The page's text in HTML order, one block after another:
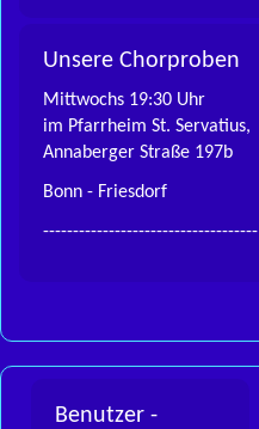
Unsere Chorproben
Mittwochs 19:30 Uhr
im Pfarrheim St. Servatius,
Annaberger Straße 197b
Bonn - Friesdorf
------------------------------------
Benutzer -